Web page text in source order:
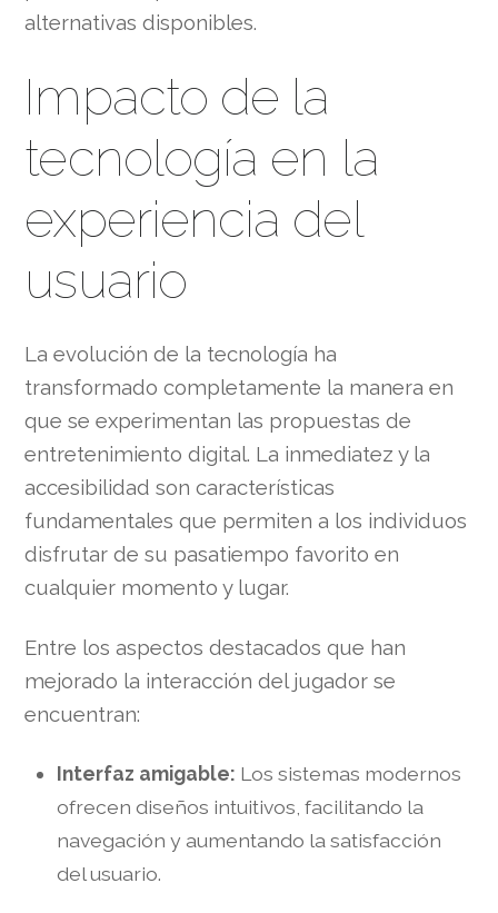
alternativas disponibles.
Impacto de la
tecnología en la
experiencia del
usuario
La evolución de la tecnología ha
transformado completamente la manera en
que se experimentan las propuestas de
entretenimiento digital. La inmediatez y la
accesibilidad son características
fundamentales que permiten a los individuos
disfrutar de su pasatiempo favorito en
cualquier momento y lugar.
Entre los aspectos destacados que han
mejorado la interacción del jugador se
encuentran:
Interfaz amigable: Los sistemas modernos
ofrecen diseños intuitivos, facilitando la
navegación y aumentando la satisfacción
del usuario.